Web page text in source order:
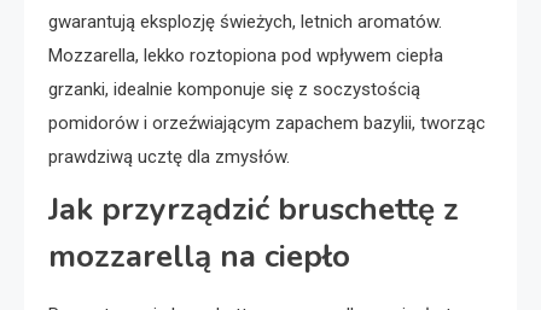
gwarantują eksplozję świeżych, letnich aromatów.
Mozzarella, lekko roztopiona pod wpływem ciepła
grzanki, idealnie komponuje się z soczystością
pomidorów i orzeźwiającym zapachem bazylii, tworząc
prawdziwą ucztę dla zmysłów.
Jak przyrządzić bruschettę z
mozzarellą na ciepło